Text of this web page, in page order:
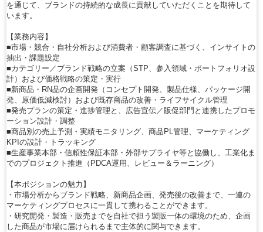
を通じて、ブランドの持続的な成長に貢献していただくことを期待して
います。
【業務内容】
■市場・競合・自社分析および消費者・顧客調査に基づく、インサイトの
抽出・課題設定
■カテゴリー／ブランド戦略の立案（STP、参入領域・ポートフォリオ設
計）および価格戦略の策定・実行
■新商品・RN品の企画開発（コンセプト開発、製品仕様、パッケージ開
発、原価低減検討）および既存商品の改善・ライフサイクル管理
■発売プランの策定・進捗管理と、広告宣伝／販促部門と連携したプロモ
ーション設計・調整
■商品別の売上予測・実績モニタリング、商品PL管理、マーケティング
KPIの設計・トラッキング
■生産事業本部・信頼性保証本部・外部サプライヤ等と協働し、工業化ま
でのプロジェクト推進（PDCA運用、レビュー＆ラーニング）
【本ポジションの魅力】
・市場分析からブランド戦略、新商品企画、発売後の改善まで、一連の
マーケティングプロセスに一貫して携わることができます。
・研究開発・製造・販売までを自社で担う製販一体の環境のため、企画
した商品が市場に届けられるまで主体的に関与できます。